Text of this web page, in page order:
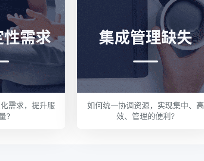
需求
需求，提升服
?
集成管理缺失
如何统一协调资源，实现集中、高
效、管理的便利?